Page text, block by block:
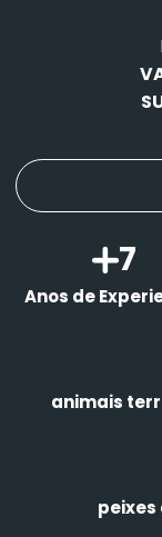
9
Anos de
animais